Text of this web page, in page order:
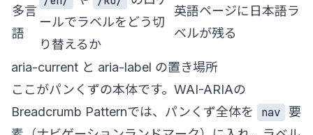
多言
語
ールでラベルをどう切
り替えるか
英語ページに日本語ラ
ベルが残る
aria-current と aria-label の置き場所
ここがパンくずの本体です。WAI-ARIAの
Breadcrumb Patternでは、パンくず全体を nav 要